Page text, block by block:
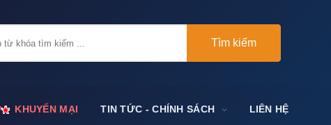
Tìm kiếm
KHUYẾN MẠI TIN TỨC - CHÍNH SÁCH LIÊN HỆ